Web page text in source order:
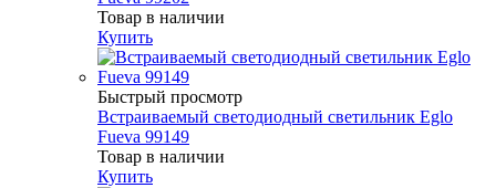
Товар в наличии
Купить
Быстрый просмотр
Встраиваемый светодиодный светильник Eglo
Fueva 99149
Товар в наличии
Купить